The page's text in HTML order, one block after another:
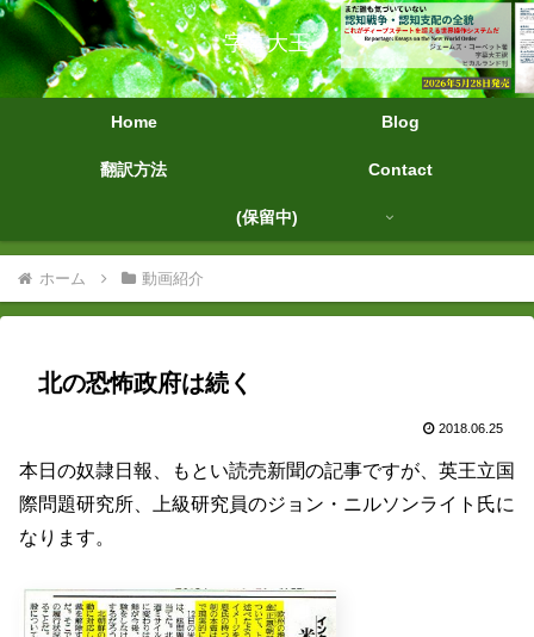
字幕大王
Home Blog
翻訳方法 Contact
(保留中)
ホーム 動画紹介
北の恐怖政府は続く
2018.06.25
本日の奴隷日報、もとい読売新聞の記事ですが、英王立国
際問題研究所、上級研究員のジョン・ニルソンライト氏に
なります。